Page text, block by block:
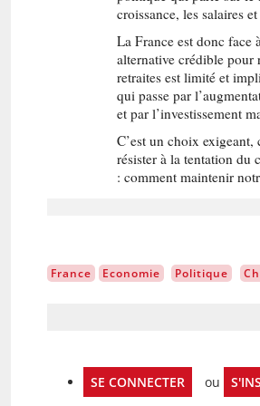
croissance, les salaires
La France est donc face
alternative crédible pour
retraites est limité et
qui passe par
et par l’investissement
C’est un choix
résister à la tentation du
: comment maintenir
France Economie Politique
SE CONNECTER ou